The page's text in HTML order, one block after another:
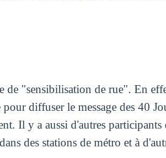
"sensibilisation de rue". En
diffuser le message des 40
Il y a aussi d'autres
des stations de métro et à